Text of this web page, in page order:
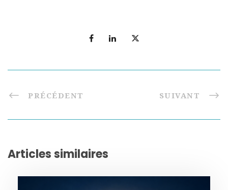
PRÉCÉDENT SUIVANT
Articles similaires